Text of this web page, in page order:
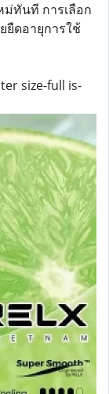
ม่ทันที การเลือก
ยืดอายุการใช้
size-full is-